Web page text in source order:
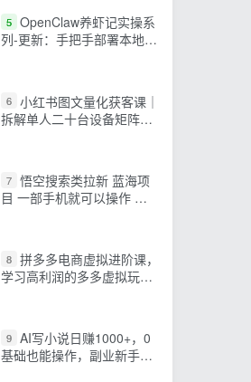
5 OpenClaw养虾记实操系
列-更新：手把手部署本地智
6 小红书图文量化获客课｜
拆解单人二十台设备矩阵模
7 悟空搜索类拉新 蓝海项
目 一部手机就可以操作 教
8 拼多多电商虚拟进阶课，
学习高利润的多多虚拟玩
9 AI写小说日赚1000+，0
基础也能操作，副业新手闭